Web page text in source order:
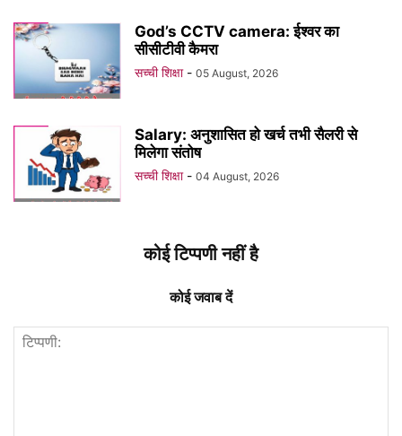
God’s CCTV camera: ईश्वर का
सीसीटीवी कैमरा
सच्ची शिक्षा - 05 August, 2026
Salary: अनुशासित हो खर्च तभी सैलरी से
मिलेगा संतोष
सच्ची शिक्षा - 04 August, 2026
कोई टिप्पणी नहीं है
कोई जवाब दें